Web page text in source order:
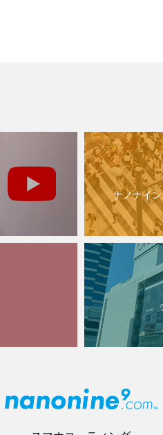
ナノナイ